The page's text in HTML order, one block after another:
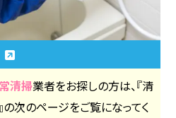
清掃業者をお探しの方は、『清
次のページをご覧になってく